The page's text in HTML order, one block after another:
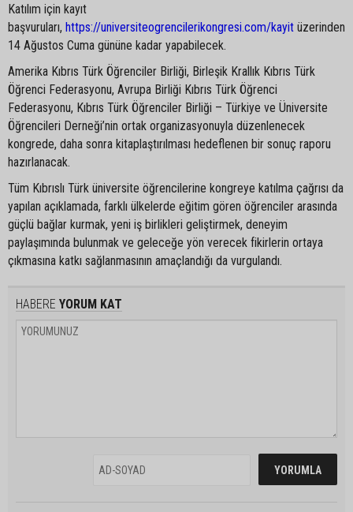
Katılım için kayıt
başvuruları, https://universiteogrencilerikongresi.com/kayit üzerinden
14 Ağustos Cuma gününe kadar yapabilecek.
Amerika Kıbrıs Türk Öğrenciler Birliği, Birleşik Krallık Kıbrıs Türk
Öğrenci Federasyonu, Avrupa Birliği Kıbrıs Türk Öğrenci
Federasyonu, Kıbrıs Türk Öğrenciler Birliği – Türkiye ve Üniversite
Öğrencileri Derneği’nin ortak organizasyonuyla düzenlenecek
kongrede, daha sonra kitaplaştırılması hedeflenen bir sonuç raporu
hazırlanacak.
Tüm Kıbrıslı Türk üniversite öğrencilerine kongreye katılma çağrısı da
yapılan açıklamada, farklı ülkelerde eğitim gören öğrenciler arasında
güçlü bağlar kurmak, yeni iş birlikleri geliştirmek, deneyim
paylaşımında bulunmak ve geleceğe yön verecek fikirlerin ortaya
çıkmasına katkı sağlanmasının amaçlandığı da vurgulandı.
HABERE YORUM KAT